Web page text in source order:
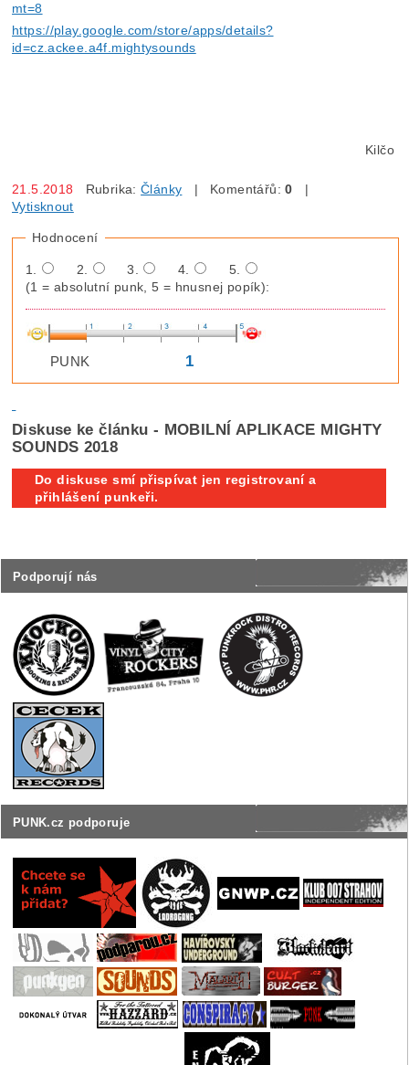
Podporují nás
PUNK.cz podporuje
mt=8
https://play.google.com/store/apps/details?
id=cz.ackee.a4f.mightysounds
Kilčo
21.5.2018 Rubrika:Články | Komentářů:0 |
Vytisknout
Hodnocení
1. 2. 3. 4.
5.
(1 = absolutní punk, 5 = hnusnej popík):
PUNK 1
Diskuse ke článku - MOBILNÍ APLIKACE MIGHTY
SOUNDS 2018
Do diskuse smí přispívat jen registrovaní a
přihlášení punkeři.